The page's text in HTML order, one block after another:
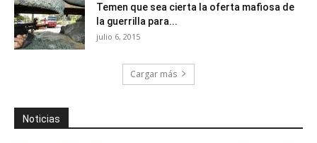
Temen que sea cierta la oferta mafiosa de
la guerrilla para...
julio 6, 2015
Cargar más
Noticias